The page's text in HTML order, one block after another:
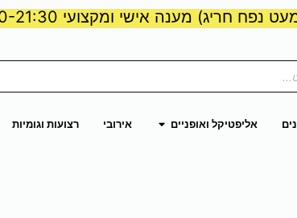
נפח חריג) מענה אישי ומקצועי 9:00-21:30 / טלפון:
וכוחאליפטיקל ואופניים פתח אליפטיקל ואופניים
אירובי רצועות וגומיות